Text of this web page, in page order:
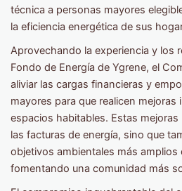
técnica a personas mayores
la eficiencia energética de sus
Aprovechando la experiencia y los
Fondo de Energía de Ygrene, el
aliviar las cargas financieras y
mayores para que realicen mejoras
espacios habitables. Estas
las facturas de energía, sino que
objetivos ambientales más amplios
fomentando una comunidad más